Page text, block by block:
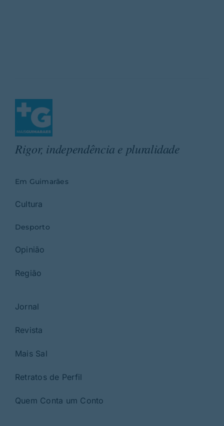
Rigor, independência e pluralidade
Em Guimarães
Cultura
Desporto
Opinião
Região
Jornal
Revista
Mais Sal
Retratos de Perfil
Quem Conta um Conto